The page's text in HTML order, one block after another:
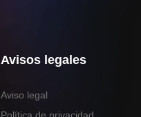
Avisos legales
Aviso legal